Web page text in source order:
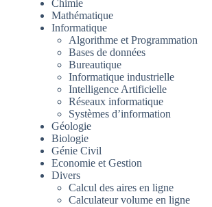
Chimie
Mathématique
Informatique
Algorithme et Programmation
Bases de données
Bureautique
Informatique industrielle
Intelligence Artificielle
Réseaux informatique
Systèmes d’information
Géologie
Biologie
Génie Civil
Economie et Gestion
Divers
Calcul des aires en ligne
Calculateur volume en ligne